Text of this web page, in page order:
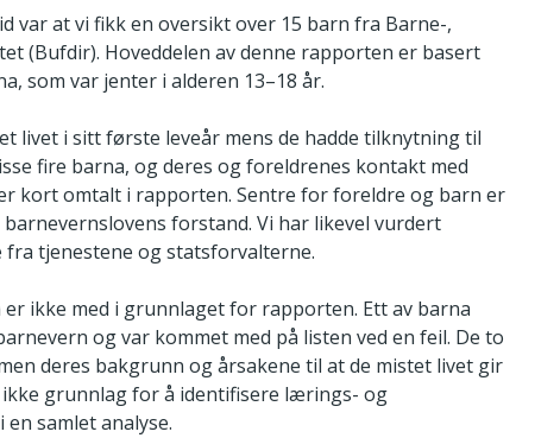
var at vi fikk en oversikt over 15 barn fra Barne-,
(Bufdir). Hoveddelen av denne rapporten er basert
som var jenter i alderen 13–18 år.
livet i sitt første leveår mens de hadde tilknytning til
fire barna, og deres og foreldrenes kontakt med
kort omtalt i rapporten. Sentre for foreldre og barn er
forstand. Vi har likevel vurdert
tjenestene og statsforvalterne.
ikke med i grunnlaget for rapporten. Ett av barna
og var kommet med på listen ved en feil. De to
deres bakgrunn og årsakene til at de mistet livet gir
grunnlag for å identifisere lærings- og
samlet analyse.